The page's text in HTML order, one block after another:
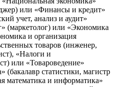
или «Финансы и кредит»
учет, анализ и аудит»
(маркетолог) или «Экономика
и организация
товаров (инженер,
«Налоги и
или «Товароведение»
(бакалавр статистики, магистр
математика и информатика»